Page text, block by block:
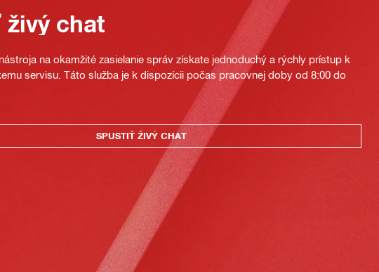
chat
na okamžité zasielanie správ získate jednoduchý a rýchly prístup k
servisu. Táto služba je k dispozícii počas pracovnej doby od 8:00 do
SPUSTIŤ ŽIVÝ CHAT